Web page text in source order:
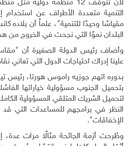
لأن تتوقف 12 منظمة دولية
التنمية متعددة الأطراف عن استخدام
مقياسًا وحيدًا للتنمية"، علماً أن
البلدان نموًا التي نجحت في الخروج من
وأضاف رئيس الدولة الصغيرة أن
علينا إدراك احتياجات الدول التي
بدوره اتهم جوزيه راموس هورتا، رئيس
بتحميل الجنوب مسؤولية خياراتها
لتحميل الشريك المتلقي المسؤولية
النظر في برامجهم للمساعدات التي
الإخفاقات".
وطُرحت أزمة الجائحة مثالًا مرات عدة،